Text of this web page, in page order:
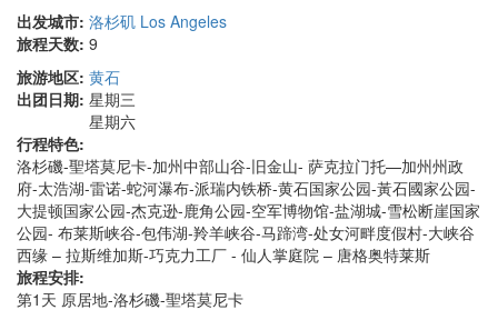
出发城市: 洛杉矶 Los Angeles
旅程天数: 9
旅游地区: 黄石
出团日期: 星期三
星期六
行程特色:
洛杉磯-聖塔莫尼卡-加州中部山谷-旧金山- 萨克拉门托—加州州政
府-太浩湖-雷诺-蛇河瀑布-派瑞内铁桥-黄石国家公园-黃石國家公园-
大提顿国家公园-杰克逊-鹿角公园-空军博物馆-盐湖城-雪松断崖国家
公园- 布莱斯峡谷-包伟湖-羚羊峡谷-马蹄湾-处女河畔度假村-大峡谷
西缘 – 拉斯维加斯-巧克力工厂 - 仙人掌庭院 – 唐格奥特莱斯
旅程安排:
第1天 原居地-洛杉磯-聖塔莫尼卡